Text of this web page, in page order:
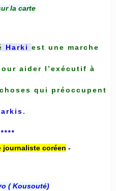
la carte
Harki est une marche
aider l’exécutif à
qui préoccupent
.
journaliste coréen -
( Kousouté)